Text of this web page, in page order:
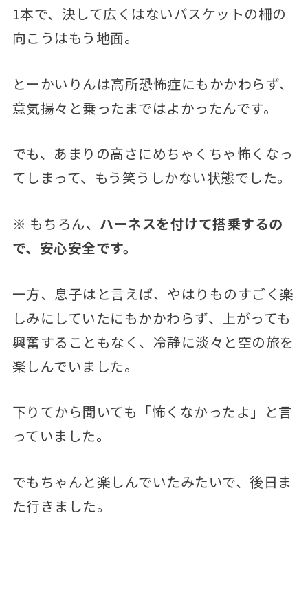
1本で、決して広くはないバスケットの柵の
向こうはもう地面。
とーかいりんは高所恐怖症にもかかわらず、
意気揚々と乗ったまではよかったんです。
でも、あまりの高さにめちゃくちゃ怖くなっ
てしまって、もう笑うしかない状態でした。
※ もちろん、 ハーネスを付けて搭乗するの
で、安心安全です。
一方、息子はと言えば、やはりものすごく楽
しみにしていたにもかかわらず、上がっても
興奮することもなく、冷静に淡々と空の旅を
楽しんでいました。
下りてから聞いても「怖くなかったよ」と言
っていました。
でもちゃんと楽しんでいたみたいで、後日ま
た行きました。